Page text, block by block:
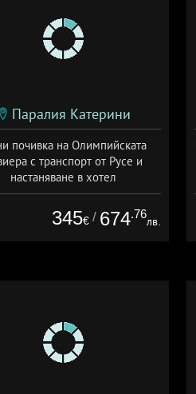
Паралия Катерини
почивка на Олимпийската
с транспорт от Русе и
настаняване в хотел
18.09 - 23.09 + закуска
345€ / 674.76
лв.